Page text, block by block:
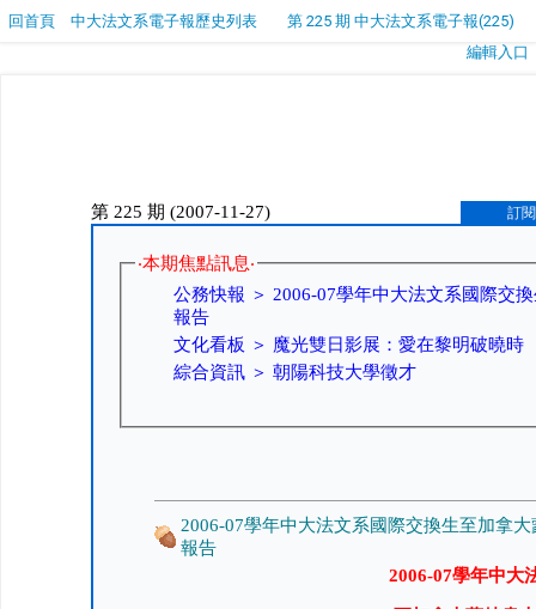
回首頁 中大法文系電子報歷史列表
第 225 期 中大法文系電子報(225)
編輯入口